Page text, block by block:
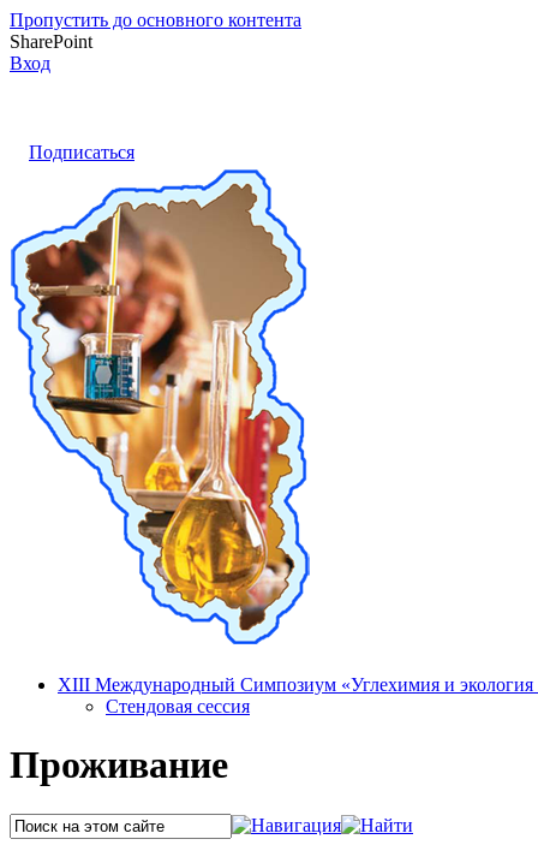
Пропустить до основного контента
SharePoint
Вход
Подписаться
XIII Международный Симпозиум «Углехимия и экология
Стендовая сессия
Проживание